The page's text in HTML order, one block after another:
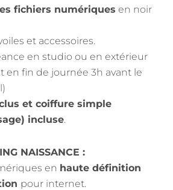
fichiers numériques en noir
et accessoires.
en studio ou en extérieur
en fin de journée 3h avant le
et coiffure simple
incluse.
NAISSANCE :
en haute définition
pour internet.